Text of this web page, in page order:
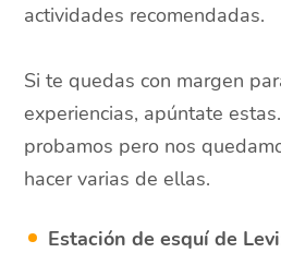
actividades recomendadas.
Si te quedas con margen
experiencias, apúntate
probamos pero nos
hacer varias de ellas.
Estación de esquí de Levi